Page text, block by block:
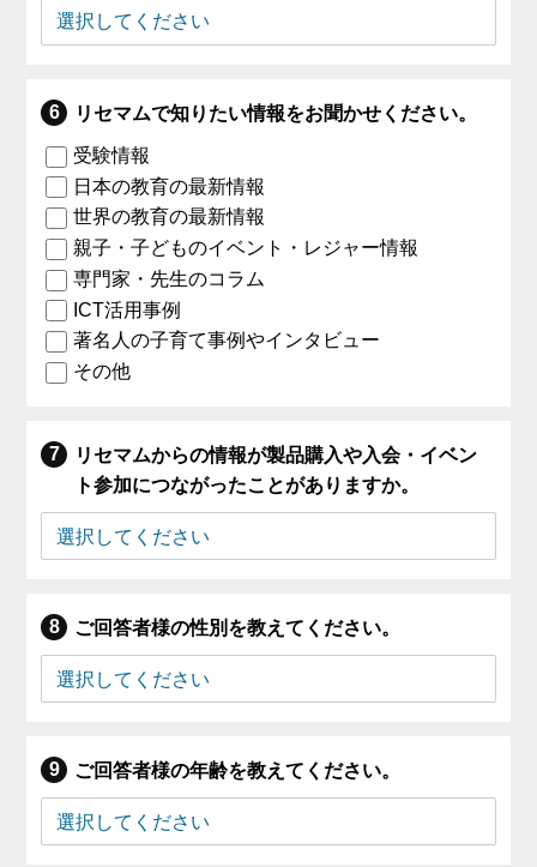
リセマムで知りたい情報をお聞かせください。
受験情報
日本の教育の最新情報
世界の教育の最新情報
親子・子どものイベント・レジャー情報
専門家・先生のコラム
ICT活用事例
著名人の子育て事例やインタビュー
その他
リセマムからの情報が製品購入や入会・イベン
ト参加につながったことがありますか。
ご回答者様の性別を教えてください。
ご回答者様の年齢を教えてください。